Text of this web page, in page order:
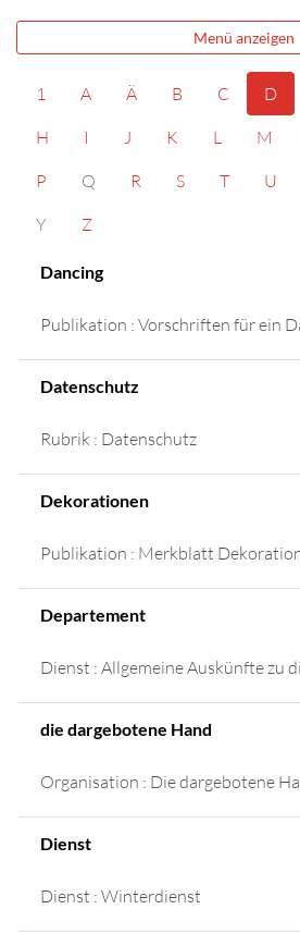
Menü anzeigen
1 A Ä B C D
H
I J K L M
P
Q R S T U
Y
Z
Dancing
Publikation : Vorschriften für ein
Datenschutz
Rubrik : Datenschutz
Dekorationen
Publikation : Merkblatt
Departement
Dienst : Allgemeine Auskünfte zu
die dargebotene Hand
Organisation : Die dargebotene
Dienst
Dienst : Winterdienst